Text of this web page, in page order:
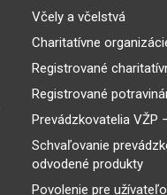
Včely a včelstvá
Charitatívne
Registrované
Registrované
Prevádzkovatelia VŽP
Schvaľovanie
odvodené produkty
Povolenie pre